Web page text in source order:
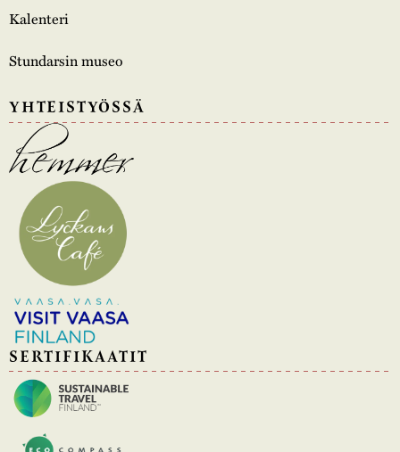
Kalenteri
Stundarsin museo
YHTEISTYÖSSÄ
SERTIFIKAATIT